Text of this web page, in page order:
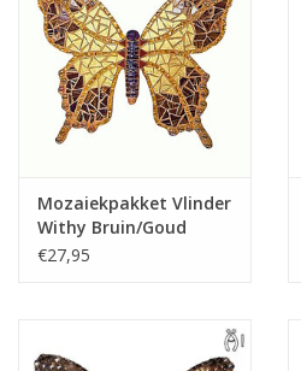
Mozaiekpakket Vlinder
Withy Bruin/Goud
€27,95